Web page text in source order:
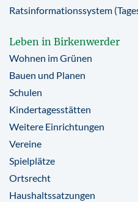
Ratsinformationssystem
Leben in Birkenwerder
Wohnen im Grünen
Bauen und Planen
Schulen
Kindertagesstätten
Weitere Einrichtungen
Vereine
Spielplätze
Ortsrecht
Haushaltssatzungen